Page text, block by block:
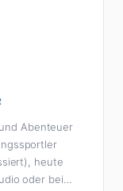
Abenteuer
heute
oder beim